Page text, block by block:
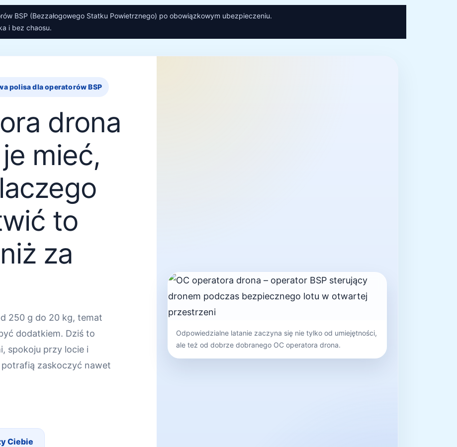
BSP (Bezzałogowego Statku Powietrznego) po obowiązkowym ubezpieczeniu.
i bez chaosu.
polisa dla operatorów BSP
drona
mieć,
to
za
250 g do 20 kg, temat
dodatkiem. Dziś to
spokoju przy locie i
zaskoczyć nawet
Ciebie
Odpowiedzialne latanie zaczyna się nie tylko od umiejętności,
ale też od dobrze dobranego OC operatora drona.